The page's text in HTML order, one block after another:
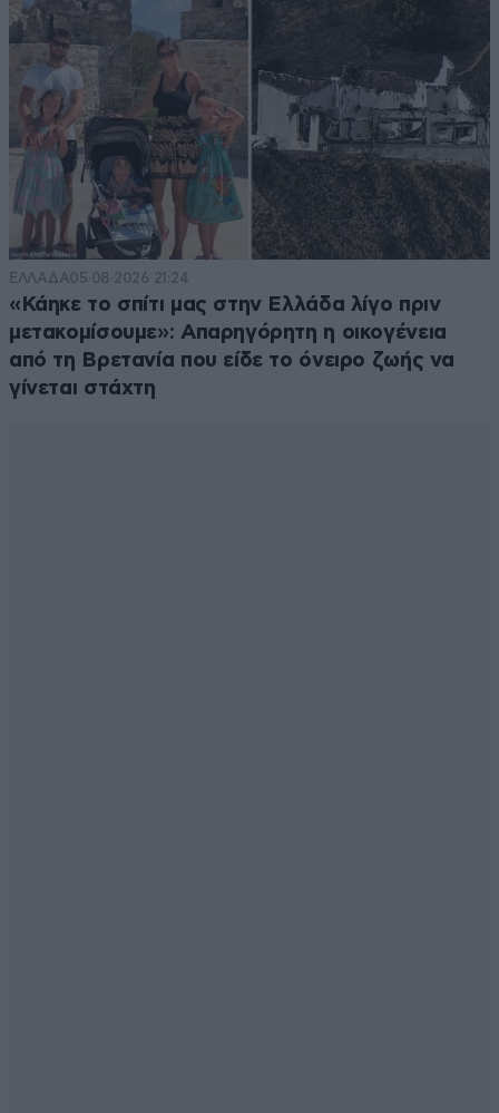
ΕΛΛΑΔΑ05·08·2026 21:24
«Κάηκε το σπίτι μας στην Ελλάδα λίγο πριν
μετακομίσουμε»: Απαρηγόρητη η οικογένεια
από τη Βρετανία που είδε το όνειρο ζωής να
γίνεται στάχτη